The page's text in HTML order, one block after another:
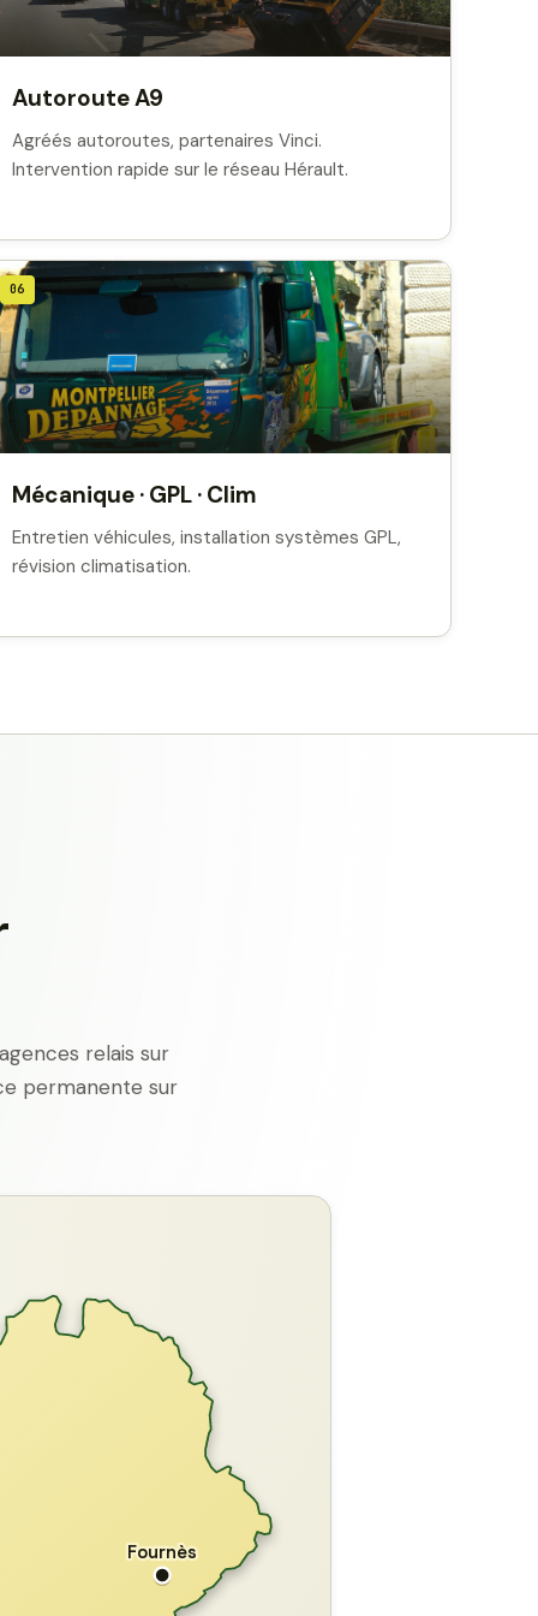
Autoroute A9
Agréés autoroutes, partenaires Vinci.
Intervention rapide sur le réseau Hérault.
06
Mécanique · GPL · Clim
Entretien véhicules, installation systèmes GPL,
révision climatisation.
relais sur
permanente sur
Fournès